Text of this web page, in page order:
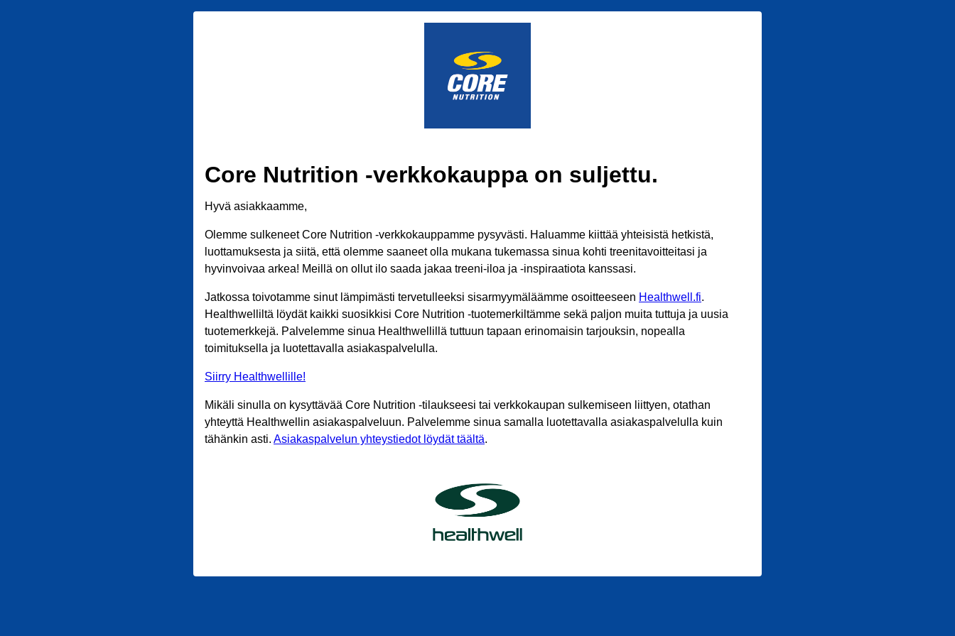
Core Nutrition -verkkokauppa on suljettu.
Hyvä asiakkaamme,
Olemme sulkeneet Core Nutrition -verkkokauppamme pysyvästi. Haluamme kiittää yhteisistä hetkistä,
luottamuksesta ja siitä, että olemme saaneet olla mukana tukemassa sinua kohti treenitavoitteitasi ja
hyvinvoivaa arkea! Meillä on ollut ilo saada jakaa treeni-iloa ja -inspiraatiota kanssasi.
Jatkossa toivotamme sinut lämpimästi tervetulleeksi sisarmyymäläämme osoitteeseen Healthwell.fi.
Healthwelliltä löydät kaikki suosikkisi Core Nutrition -tuotemerkiltämme sekä paljon muita tuttuja ja uusia
tuotemerkkejä. Palvelemme sinua Healthwellillä tuttuun tapaan erinomaisin tarjouksin, nopealla
toimituksella ja luotettavalla asiakaspalvelulla.
Siirry Healthwellille!
Mikäli sinulla on kysyttävää Core Nutrition -tilaukseesi tai verkkokaupan sulkemiseen liittyen, otathan
yhteyttä Healthwellin asiakaspalveluun. Palvelemme sinua samalla luotettavalla asiakaspalvelulla kuin
tähänkin asti. Asiakaspalvelun yhteystiedot löydät täältä.